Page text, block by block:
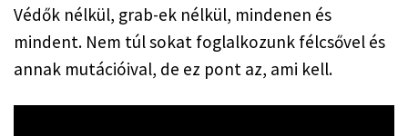
Védők nélkül, grab-ek nélkül, mindenen és
mindent. Nem túl sokat foglalkozunk félcsővel és
annak mutációival, de ez pont az, ami kell.